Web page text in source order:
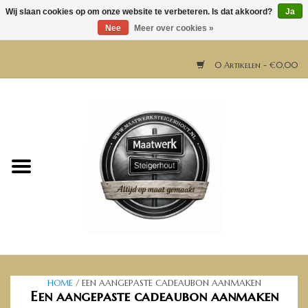
0 Artikelen - €0,00
Horeca meubels
BartafelsHOME/ EEN AANGEPASTE CADEAUBON AANMAKEN
Een aangepaste cadeaubon aanmaken
Wij slaan cookies op om onze website te verbeteren. Is dat akkoord?
Ja
Nee
Meer over cookies »